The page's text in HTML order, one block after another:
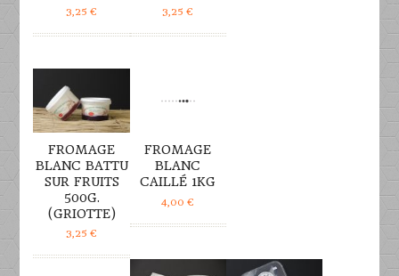
3,25€ 3,25€
FROMAGE
BLANC BATTU
SUR FRUITS
500G.
(GRIOTTE)
3,25€
FROMAGE
BLANC
CAILLÉ 1KG
4,00€